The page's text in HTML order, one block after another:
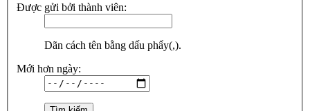
Được gửi bởi thành viên:
Dãn cách tên bằng dấu phẩy(,).
Mới hơn ngày: